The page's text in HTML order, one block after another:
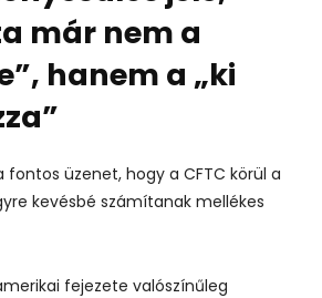
már nem a
hanem a „ki
fontos üzenet, hogy a CFTC körül a
kevésbé számítanak mellékes
fejezete valószínűleg